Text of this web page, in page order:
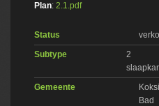
Plan: 2.1.pdf
Status
Subtype
2
Gemeente
Bad